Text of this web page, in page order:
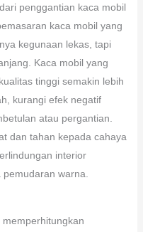
penggantian kaca mobil
kaca mobil yang
kegunaan lekas, tapi
Kaca mobil yang
tinggi semakin lebih
kurangi efek negatif
atau pergantian.
dan tahan kepada cahaya
interior
warna.